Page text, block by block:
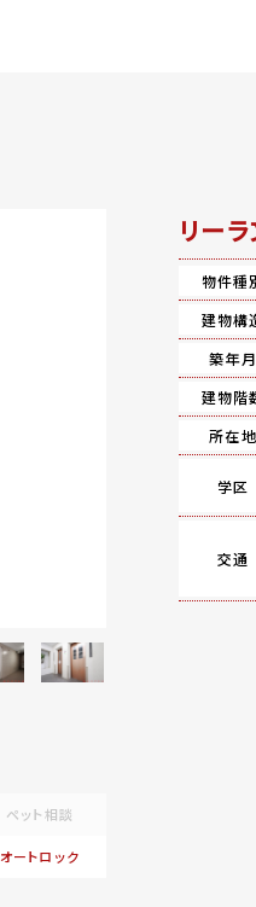
ペット相談
オートロック
リー
物件種
建物構
築年月
建物階
所在地
学区
交通